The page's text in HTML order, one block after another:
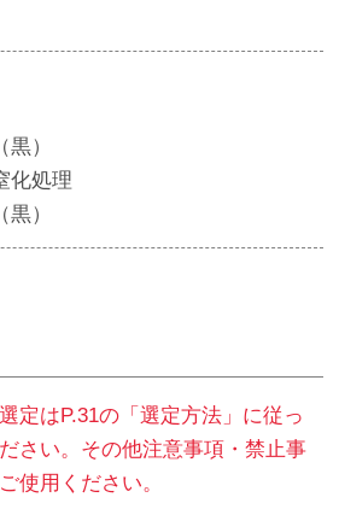
）
化処理
）
定はP.31の「選定方法」に従っ
さい。その他注意事項・禁止事
使用ください。